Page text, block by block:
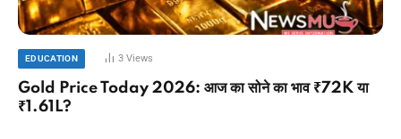
EDUCATION 3Views
Gold Price Today 2026: आज का सोने का भाव ₹72K या
₹1.61L?